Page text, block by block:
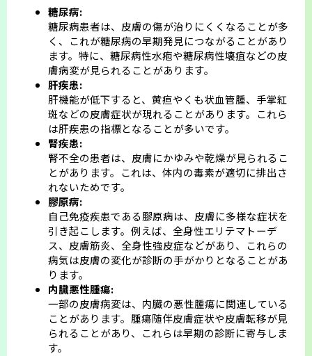
糖尿病:
糖尿病患者は、皮膚の傷が治りにくくなることが多
く、これが糖尿病の早期発見につながることがあり
ます。特に、糖尿病性水疱や糖尿病性壊疽などの皮
膚病変が見られることがあります。
肝疾患:
肝機能が低下すると、黄疸やくも状血管腫、手掌紅
斑などの皮膚症状が現れることがあります。これら
は肝疾患の指標となることが多いです。
腎疾患:
腎不全の患者は、皮膚にかゆみや乾燥が見られるこ
とがあります。これは、体内の毒素が適切に排出さ
れないためです。
膠原病:
自己免疫疾患である膠原病は、皮膚に多様な症状を
引き起こします。例えば、全身性エリテマトーデ
ス、皮膚筋炎、全身性強皮症などがあり、これらの
病気は皮膚の変化が診断の手がかりとなることがあ
ります。
内臓悪性腫瘍:
一部の皮膚病変は、内臓の悪性腫瘍に関連している
ことがあります。腫瘍随伴皮膚症状や皮膚転移が見
られることがあり、これらは早期の診断に寄与しま
す。